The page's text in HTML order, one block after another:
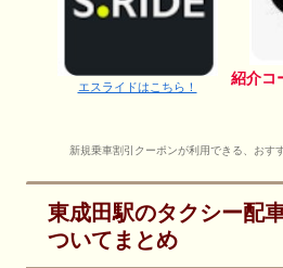
エスライドはこちら！
紹介コ
新規乗車割引クーポンが利用できる、おす
東成田駅のタクシー配
ついてまとめ